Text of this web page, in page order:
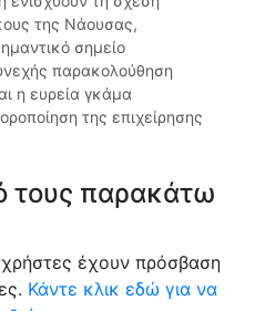
της Νάουσας,
σημείο
παρακολούθηση
η ευρεία γκάμα
της επιχείρησης
τους παρακάτω
έχουν πρόσβαση
Κάντε κλικ εδώ για να